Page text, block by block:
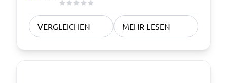
VERGLEICHEN MEHR LESEN